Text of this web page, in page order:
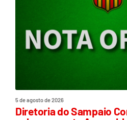
5 de agosto de 2026
Diretoria do Sampaio